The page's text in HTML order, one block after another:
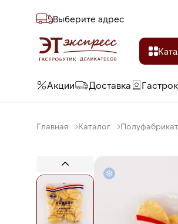
Выберите адреc
Акции Доставка
Главная Каталог